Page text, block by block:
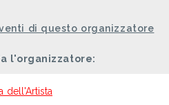
di questo organizzatore
l'organizzatore:
dell'Artista